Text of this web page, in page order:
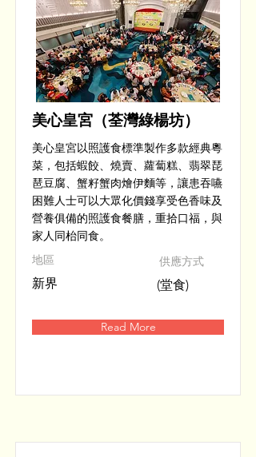
美心皇宮（荃灣綠楊坊）
美心皇宮以照護食標準製作多款經典粵
菜，包括蝦餃、燒賣、蘿蔔糕、翡翠琵
琶豆腐、蟹籽蟹肉燴伊麵等，讓患吞嚥
困難人士可以大眾化價錢享受色香味及
營養俱備的照護食餐膳，重拾口福，與
家人同枱同食。
​地區
新界
供應方式
(堂食)
Read More